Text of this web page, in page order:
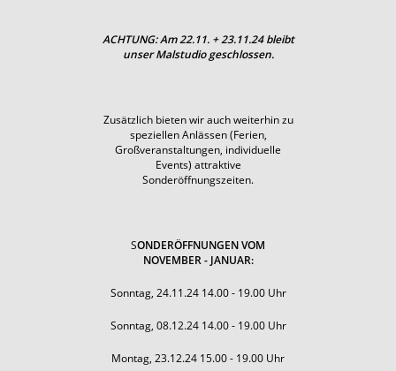
ACHTUNG: Am 22.11. + 23.11.24 bleibt
unser Malstudio geschlossen.
Zusätzlich bieten wir auch weiterhin zu
speziellen Anlässen (Ferien,
Großveranstaltungen, individuelle
Events) attraktive
Sonderöffnungszeiten.
SONDERÖFFNUNGEN VOM
NOVEMBER - JANUAR:
Sonntag, 24.11.24 14.00 - 19.00 Uhr
Sonntag, 08.12.24 14.00 - 19.00 Uhr
Montag, 23.12.24 15.00 - 19.00 Uhr